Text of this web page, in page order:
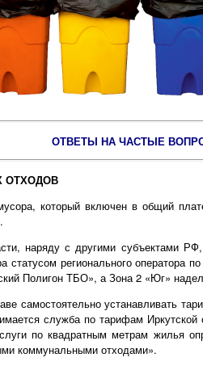
ОТВЕТЫ НА ЧАСТЫЕ
ОТХОДОВ
который включен в общий
наряду с другими субъектами
статусом регионального
Полигон ТБО», а Зона 2 «Юг»
самостоятельно устанавливать
служба по тарифам Иркутской
по квадратным метрам жилья
коммунальными отходами».